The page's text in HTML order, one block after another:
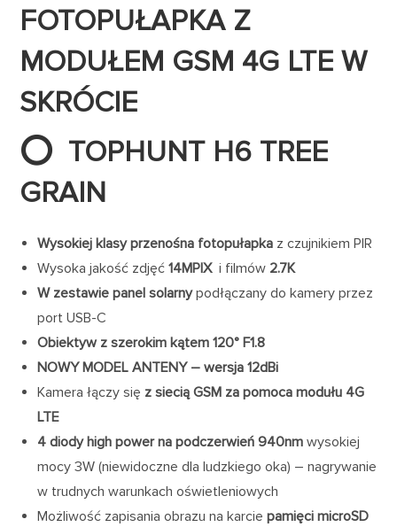
FOTOPUŁAPKA Z
MODUŁEM GSM 4G LTE W
SKRÓCIE
⭕ TOPHUNT H6 TREE
GRAIN
Wysokiej klasy przenośna fotopułapka z czujnikiem PIR
Wysoka jakość zdjęć14MPIX i filmów 2.7K
W zestawie panel solarnypodłączany do kamery przez
port USB-C
Obiektyw z szerokim kątem 120° F1.8
NOWY MODEL ANTENY – wersja 12dBi
Kamera łączy się z siecią GSM za pomoca modułu 4G
LTE
4 diody high power na podczerwień 940nm wysokiej
mocy 3W (niewidoczne dla ludzkiego oka) – nagrywanie
w trudnych warunkach oświetleniowych
Możliwość zapisania obrazu na karcie pamięci microSD